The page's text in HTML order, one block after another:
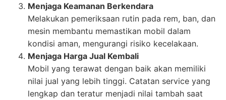
Menjaga Keamanan Berkendara
Melakukan pemeriksaan rutin pada rem, ban, dan
mesin membantu memastikan mobil dalam
kondisi aman, mengurangi risiko kecelakaan.
Menjaga Harga Jual Kembali
Mobil yang terawat dengan baik akan memiliki
nilai jual yang lebih tinggi. Catatan service yang
lengkap dan teratur menjadi nilai tambah saat